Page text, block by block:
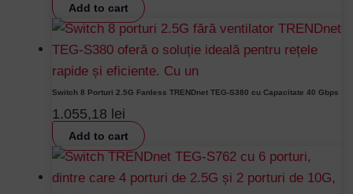
Add to cart
Switch 8 Porturi 2.5G Fanless TRENDnet TEG-S380 cu Capacitate 40 Gbps
1.055,18 lei
Add to cart